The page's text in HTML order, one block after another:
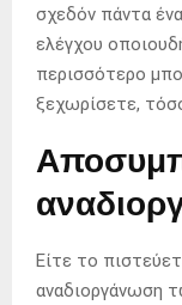
σχεδόν πάντα
ελέγχου
περισσότερο
ξεχωρίσετε,
Είτε το
αναδιοργάνωση